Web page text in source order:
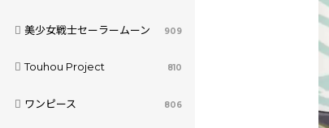
美少女戦士セーラームーン 909
Touhou Project 810
ワンピース 806